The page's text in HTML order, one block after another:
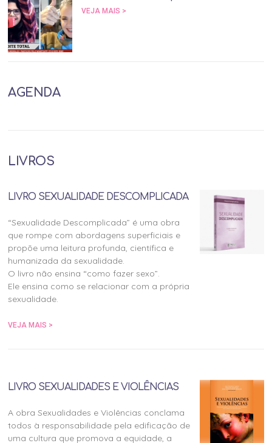
VEJA MAIS >
AGENDA
LIVROS
LIVRO SEXUALIDADE DESCOMPLICADA
“Sexualidade Descomplicada” é uma obra
que rompe com abordagens superficiais e
propõe uma leitura profunda, científica e
humanizada da sexualidade.
O livro não ensina “como fazer sexo”.
Ele ensina como se relacionar com a própria
sexualidade.
VEJA MAIS >
LIVRO SEXUALIDADES E VIOLÊNCIAS
A obra Sexualidades e Violências conclama
todos à responsabilidade pela edificação de
uma cultura que promova a equidade, a